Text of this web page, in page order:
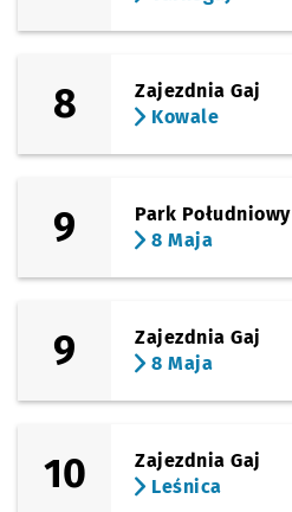
8
Zajezdnia Gaj
Kowale
9
Park Południowy
8 Maja
9
Zajezdnia Gaj
8 Maja
10
Zajezdnia Gaj
Leśnica